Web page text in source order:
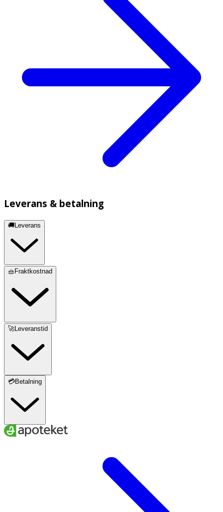
Leverans & betalning
🚚Leverans
🧺Fraktkostnad
🚀Leveranstid
💳Betalning